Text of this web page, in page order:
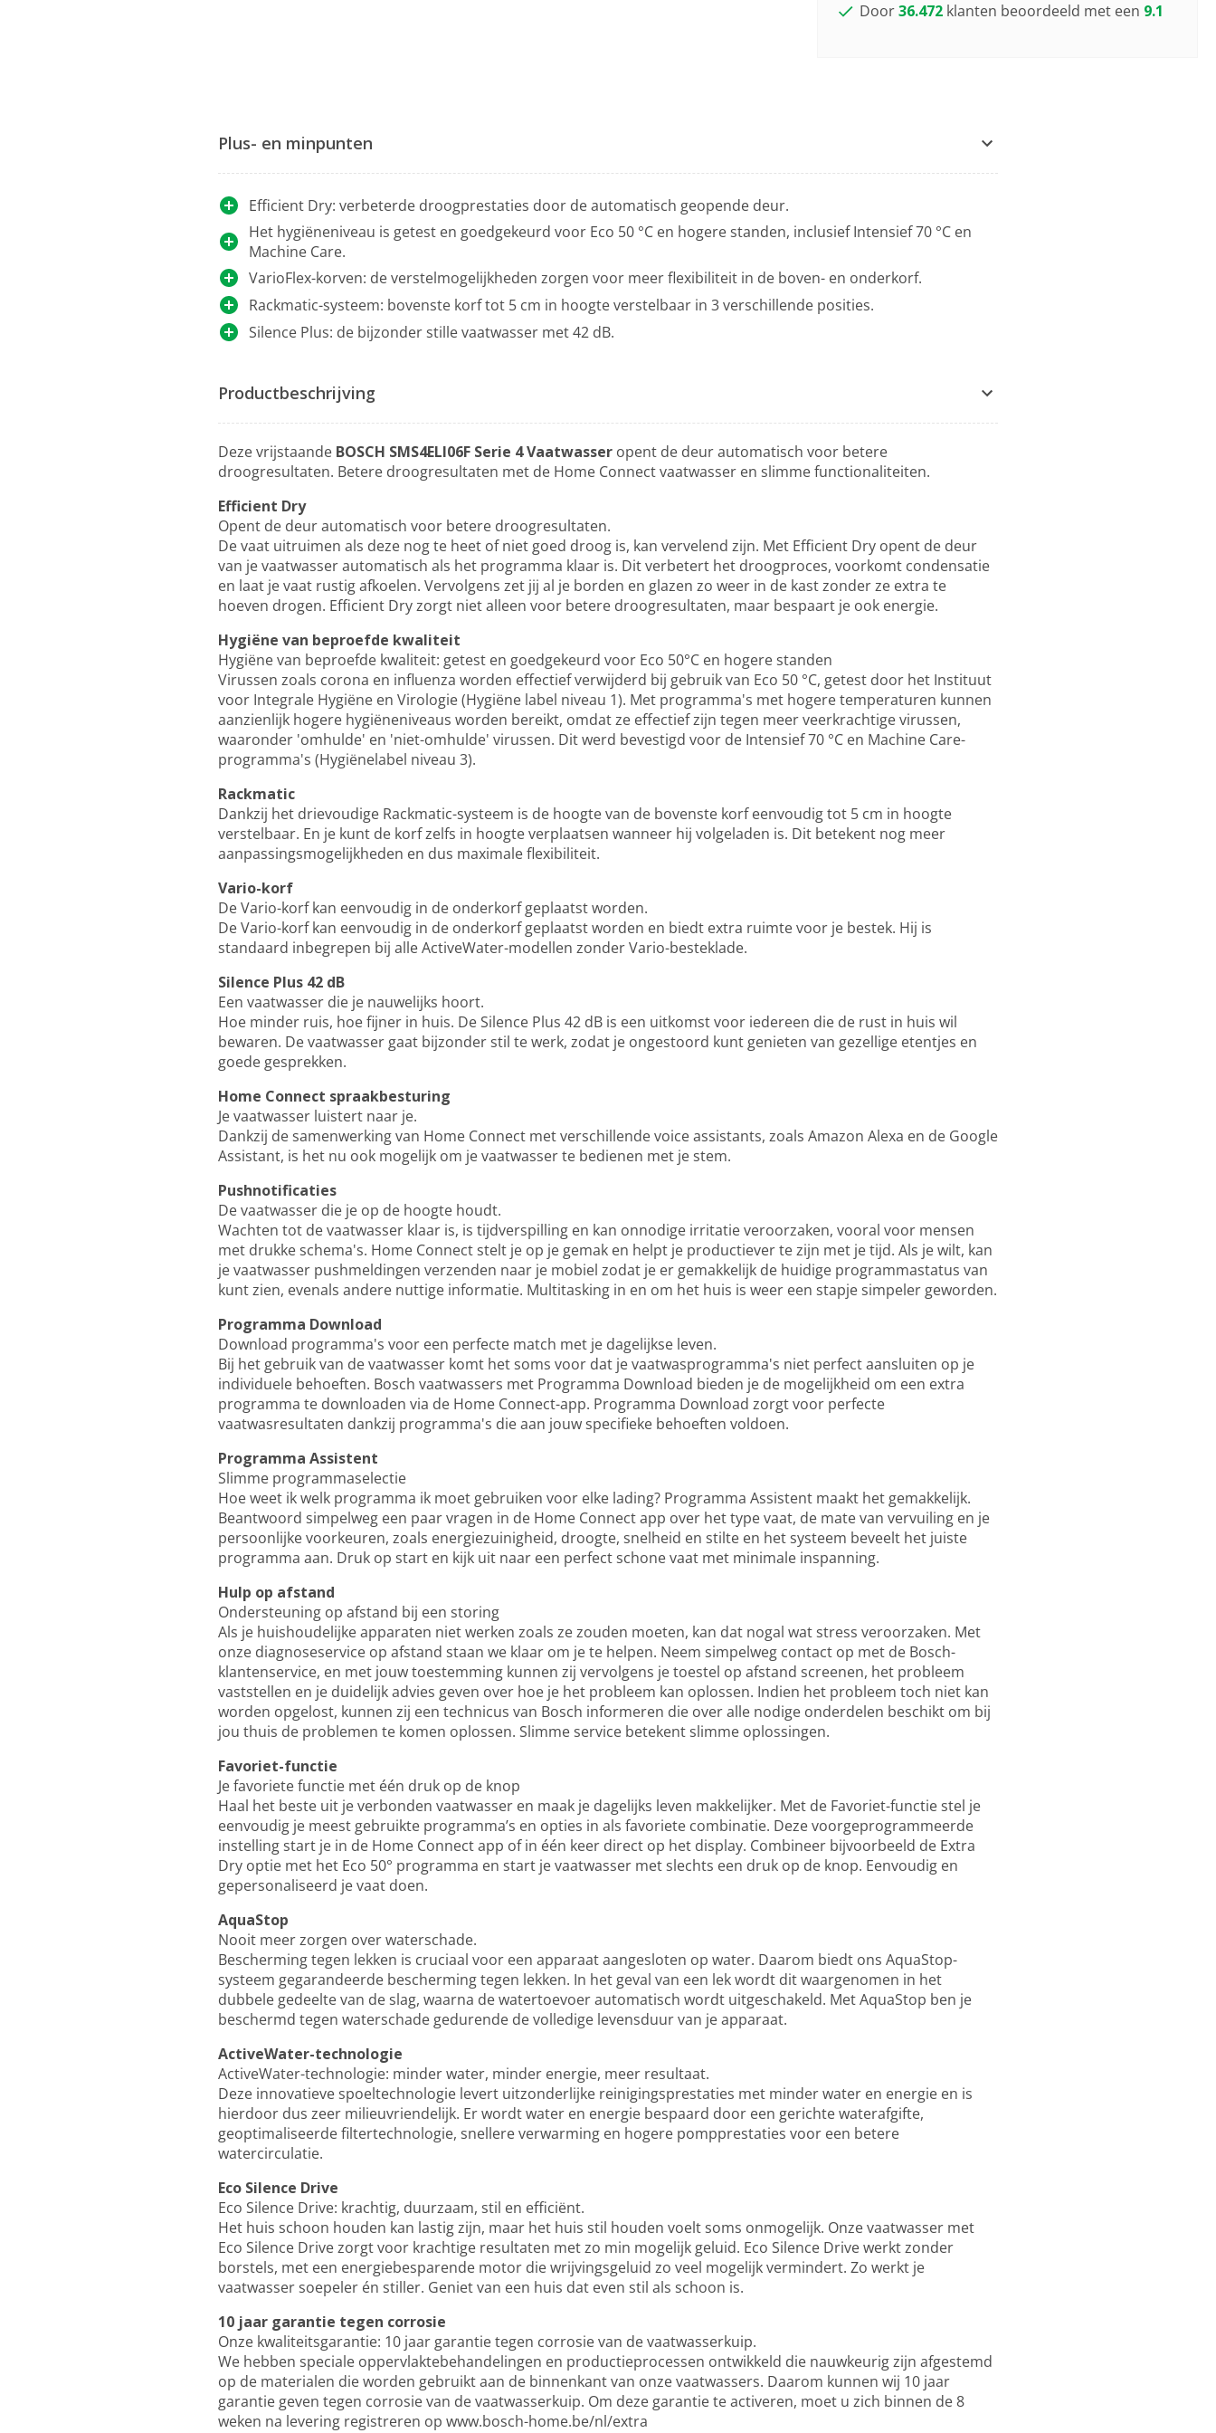
Door36.472 klanten beoordeeld met een 9.1
Plus- en minpunten
Efficient Dry: verbeterde droogprestaties door de automatisch geopende deur.
Het hygiëneniveau is getest en goedgekeurd voor Eco 50 °C en hogere standen, inclusief Intensief 70 °C en
Machine Care.
VarioFlex-korven: de verstelmogelijkheden zorgen voor meer flexibiliteit in de boven- en onderkorf.
Rackmatic-systeem: bovenste korf tot 5 cm in hoogte verstelbaar in 3 verschillende posities.
Silence Plus: de bijzonder stille vaatwasser met 42 dB.
Productbeschrijving
Deze vrijstaande BOSCH SMS4ELI06F Serie 4 Vaatwasseropent de deur automatisch voor betere
droogresultaten. Betere droogresultaten met de Home Connect vaatwasser en slimme functionaliteiten.
Efficient Dry
Opent de deur automatisch voor betere droogresultaten.
De vaat uitruimen als deze nog te heet of niet goed droog is, kan vervelend zijn. Met Efficient Dry opent de deur
van je vaatwasser automatisch als het programma klaar is. Dit verbetert het droogproces, voorkomt condensatie
en laat je vaat rustig afkoelen. Vervolgens zet jij al je borden en glazen zo weer in de kast zonder ze extra te
hoeven drogen. Efficient Dry zorgt niet alleen voor betere droogresultaten, maar bespaart je ook energie.
Hygiëne van beproefde kwaliteit
Hygiëne van beproefde kwaliteit: getest en goedgekeurd voor Eco 50°C en hogere standen
Virussen zoals corona en influenza worden effectief verwijderd bij gebruik van Eco 50 °C, getest door het Instituut
voor Integrale Hygiëne en Virologie (Hygiëne label niveau 1). Met programma's met hogere temperaturen kunnen
aanzienlijk hogere hygiëneniveaus worden bereikt, omdat ze effectief zijn tegen meer veerkrachtige virussen,
waaronder 'omhulde' en 'niet-omhulde' virussen. Dit werd bevestigd voor de Intensief 70 °C en Machine Care-
programma's (Hygiënelabel niveau 3).
Rackmatic
Dankzij het drievoudige Rackmatic-systeem is de hoogte van de bovenste korf eenvoudig tot 5 cm in hoogte
verstelbaar. En je kunt de korf zelfs in hoogte verplaatsen wanneer hij volgeladen is. Dit betekent nog meer
aanpassingsmogelijkheden en dus maximale flexibiliteit.
Vario-korf
De Vario-korf kan eenvoudig in de onderkorf geplaatst worden.
De Vario-korf kan eenvoudig in de onderkorf geplaatst worden en biedt extra ruimte voor je bestek. Hij is
standaard inbegrepen bij alle ActiveWater-modellen zonder Vario-besteklade.
Silence Plus 42 dB
Een vaatwasser die je nauwelijks hoort.
Hoe minder ruis, hoe fijner in huis. De Silence Plus 42 dB is een uitkomst voor iedereen die de rust in huis wil
bewaren. De vaatwasser gaat bijzonder stil te werk, zodat je ongestoord kunt genieten van gezellige etentjes en
goede gesprekken.
Home Connect spraakbesturing
Je vaatwasser luistert naar je.
Dankzij de samenwerking van Home Connect met verschillende voice assistants, zoals Amazon Alexa en de Google
Assistant, is het nu ook mogelijk om je vaatwasser te bedienen met je stem.
Pushnotificaties
De vaatwasser die je op de hoogte houdt.
Wachten tot de vaatwasser klaar is, is tijdverspilling en kan onnodige irritatie veroorzaken, vooral voor mensen
met drukke schema's. Home Connect stelt je op je gemak en helpt je productiever te zijn met je tijd. Als je wilt, kan
je vaatwasser pushmeldingen verzenden naar je mobiel zodat je er gemakkelijk de huidige programmastatus van
kunt zien, evenals andere nuttige informatie. Multitasking in en om het huis is weer een stapje simpeler geworden.
Programma Download
Download programma's voor een perfecte match met je dagelijkse leven.
Bij het gebruik van de vaatwasser komt het soms voor dat je vaatwasprogramma's niet perfect aansluiten op je
individuele behoeften. Bosch vaatwassers met Programma Download bieden je de mogelijkheid om een extra
programma te downloaden via de Home Connect-app. Programma Download zorgt voor perfecte
vaatwasresultaten dankzij programma's die aan jouw specifieke behoeften voldoen.
Programma Assistent
Slimme programmaselectie
Hoe weet ik welk programma ik moet gebruiken voor elke lading? Programma Assistent maakt het gemakkelijk.
Beantwoord simpelweg een paar vragen in de Home Connect app over het type vaat, de mate van vervuiling en je
persoonlijke voorkeuren, zoals energiezuinigheid, droogte, snelheid en stilte en het systeem beveelt het juiste
programma aan. Druk op start en kijk uit naar een perfect schone vaat met minimale inspanning.
Hulp op afstand
Ondersteuning op afstand bij een storing
Als je huishoudelijke apparaten niet werken zoals ze zouden moeten, kan dat nogal wat stress veroorzaken. Met
onze diagnoseservice op afstand staan we klaar om je te helpen. Neem simpelweg contact op met de Bosch-
klantenservice, en met jouw toestemming kunnen zij vervolgens je toestel op afstand screenen, het probleem
vaststellen en je duidelijk advies geven over hoe je het probleem kan oplossen. Indien het probleem toch niet kan
worden opgelost, kunnen zij een technicus van Bosch informeren die over alle nodige onderdelen beschikt om bij
jou thuis de problemen te komen oplossen. Slimme service betekent slimme oplossingen.
Favoriet-functie
Je favoriete functie met één druk op de knop
Haal het beste uit je verbonden vaatwasser en maak je dagelijks leven makkelijker. Met de Favoriet-functie stel je
eenvoudig je meest gebruikte programma’s en opties in als favoriete combinatie. Deze voorgeprogrammeerde
instelling start je in de Home Connect app of in één keer direct op het display. Combineer bijvoorbeeld de Extra
Dry optie met het Eco 50° programma en start je vaatwasser met slechts een druk op de knop. Eenvoudig en
gepersonaliseerd je vaat doen.
AquaStop
Nooit meer zorgen over waterschade.
Bescherming tegen lekken is cruciaal voor een apparaat aangesloten op water. Daarom biedt ons AquaStop-
systeem gegarandeerde bescherming tegen lekken. In het geval van een lek wordt dit waargenomen in het
dubbele gedeelte van de slag, waarna de watertoevoer automatisch wordt uitgeschakeld. Met AquaStop ben je
beschermd tegen waterschade gedurende de volledige levensduur van je apparaat.
ActiveWater-technologie
ActiveWater-technologie: minder water, minder energie, meer resultaat.
Deze innovatieve spoeltechnologie levert uitzonderlijke reinigingsprestaties met minder water en energie en is
hierdoor dus zeer milieuvriendelijk. Er wordt water en energie bespaard door een gerichte waterafgifte,
geoptimaliseerde filtertechnologie, snellere verwarming en hogere pompprestaties voor een betere
watercirculatie.
Eco Silence Drive
Eco Silence Drive: krachtig, duurzaam, stil en efficiënt.
Het huis schoon houden kan lastig zijn, maar het huis stil houden voelt soms onmogelijk. Onze vaatwasser met
Eco Silence Drive zorgt voor krachtige resultaten met zo min mogelijk geluid. Eco Silence Drive werkt zonder
borstels, met een energiebesparende motor die wrijvingsgeluid zo veel mogelijk vermindert. Zo werkt je
vaatwasser soepeler én stiller. Geniet van een huis dat even stil als schoon is.
10 jaar garantie tegen corrosie
Onze kwaliteitsgarantie: 10 jaar garantie tegen corrosie van de vaatwasserkuip.
We hebben speciale oppervlaktebehandelingen en productieprocessen ontwikkeld die nauwkeurig zijn afgestemd
op de materialen die worden gebruikt aan de binnenkant van onze vaatwassers. Daarom kunnen wij 10 jaar
garantie geven tegen corrosie van de vaatwasserkuip. Om deze garantie te activeren, moet u zich binnen de 8
weken na levering registreren op www.bosch-home.be/nl/extra